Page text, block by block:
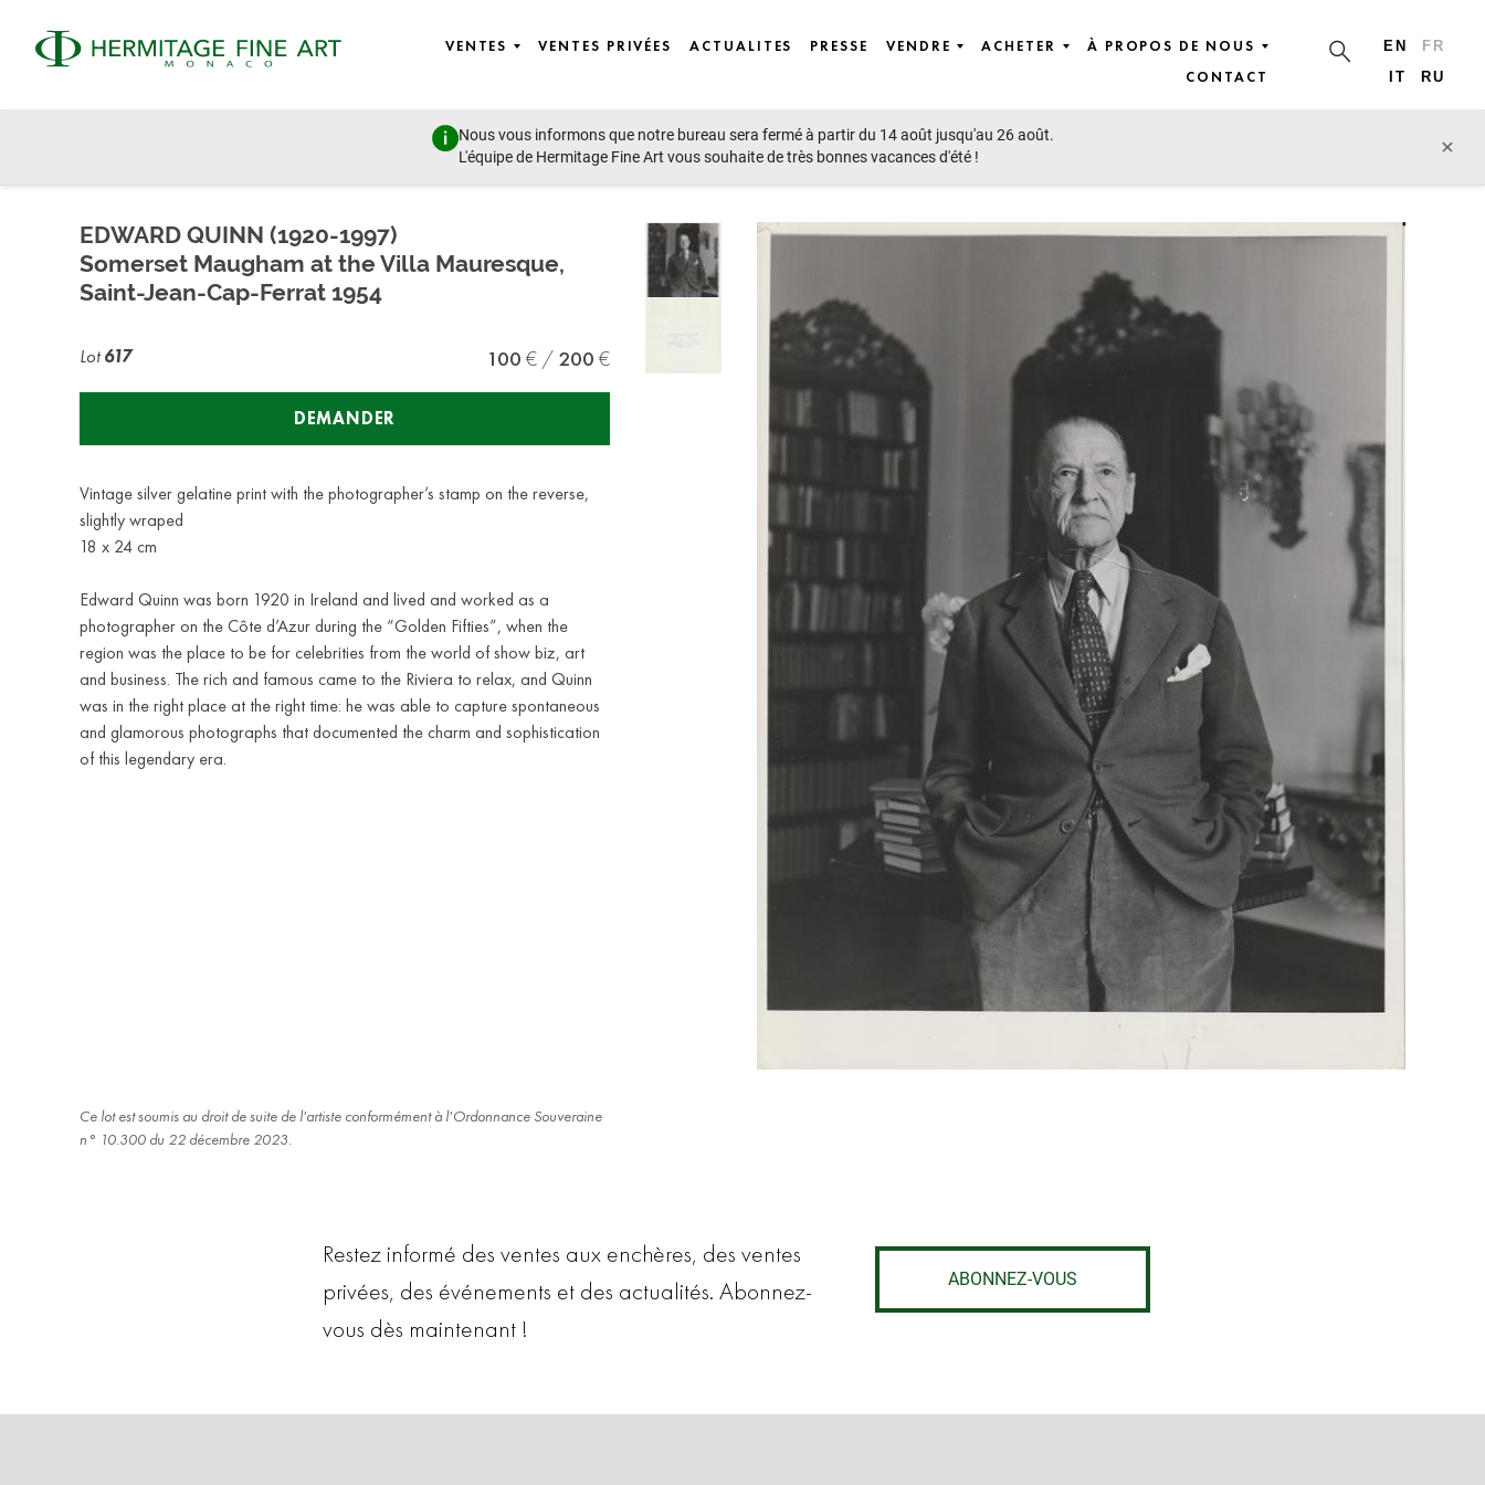
VENTES VENTES PRIVÉES ACTUALITES PRESSE VENDRE ACHETER
À PROPOS DE NOUS
CONTACT
EN
FR
IT
RU
Nous vous informons que notre bureau sera fermé à partir du 14 août jusqu'au 26 août.
L'équipe de Hermitage Fine Art vous souhaite de très bonnes vacances d'été !
×
EDWARD QUINN (1920-1997)
Somerset Maugham at the Villa Mauresque,
Saint-Jean-Cap-Ferrat 1954
Lot617 100 200
DEMANDER
Vintage silver gelatine print with the photographer’s stamp on the reverse,
slightly wraped
18 x 24 cm
Edward Quinn was born 1920 in Ireland and lived and worked as a
photographer on the Côte d’Azur during the “Golden Fifties”, when the
region was the place to be for celebrities from the world of show biz, art
and business. The rich and famous came to the Riviera to relax, and Quinn
was in the right place at the right time: he was able to capture spontaneous
and glamorous photographs that documented the charm and sophistication
of this legendary era.
Ce lot est soumis au droit de suite de l'artiste conformément à l'Ordonnance Souveraine
n° 10.300 du 22 décembre 2023.
Restez informé des ventes aux enchères, des ventes
privées, des événements et des actualités. Abonnez-
vous dès maintenant !
ABONNEZ-VOUS